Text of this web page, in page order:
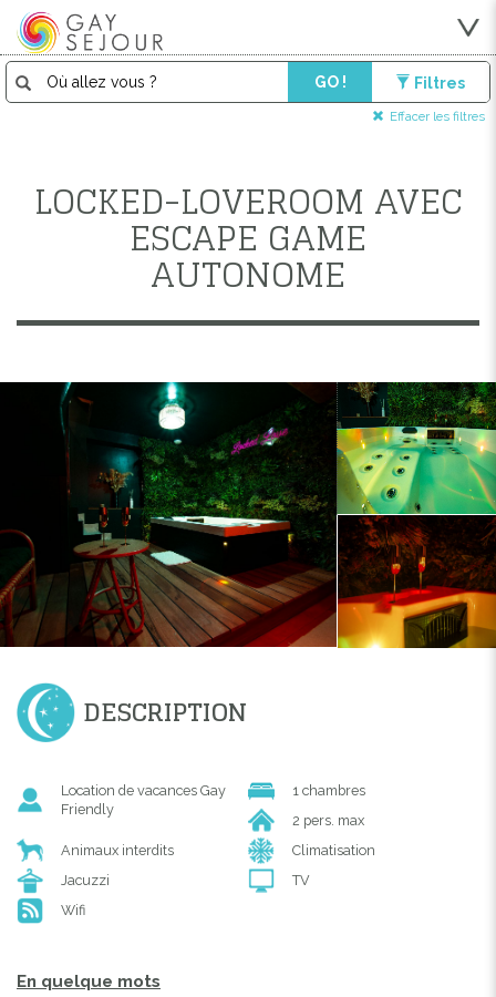
GO ! Filtres
Effacer les filtres
LOCKED-LOVEROOM AVEC
ESCAPE GAME
AUTONOME
DESCRIPTION
Location de vacances Gay
Friendly
1 chambres
2 pers. max
Animaux interdits
Climatisation
Jacuzzi
TV
Wifi
En quelque mots